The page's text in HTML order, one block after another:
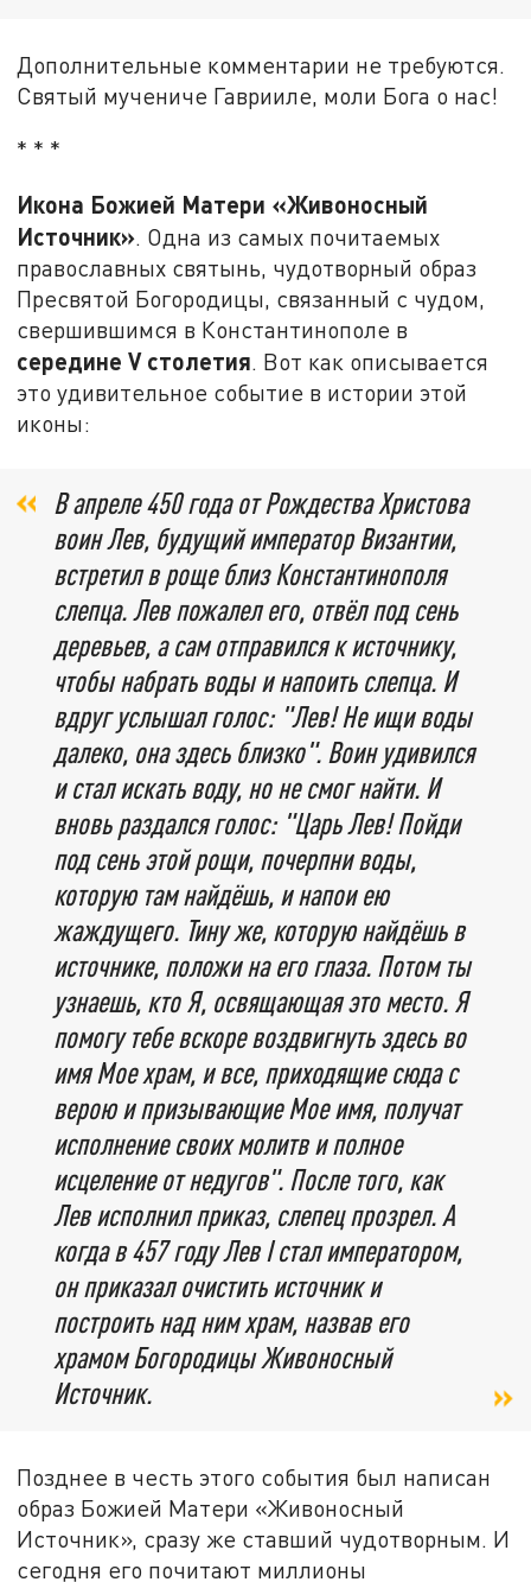
Дополнительные комментарии не требуются.
Святый мучениче Гаврииле, моли Бога о нас!
* * *
Икона Божией Матери «Живоносный
Источник». Одна из самых почитаемых
православных святынь, чудотворный образ
Пресвятой Богородицы, связанный с чудом,
свершившимся в Константинополе в
серединеVстолетия. Вот как описывается
это удивительное событие в истории этой
иконы:
В апреле 450 года от Рождества Христова
воин Лев, будущий император Византии,
встретил в роще близ Константинополя
слепца. Лев пожалел его, отвёл под сень
деревьев, а сам отправился к источнику,
чтобы набрать воды и напоить слепца. И
вдруг услышал голос: "Лев! Не ищи воды
далеко, она здесь близко". Воин удивился
и стал искать воду, но не смог найти. И
вновь раздался голос: "Царь Лев! Пойди
под сень этой рощи, почерпни воды,
которую там найдёшь, и напои ею
жаждущего. Тину же, которую найдёшь в
источнике, положи на его глаза. Потом ты
узнаешь, кто Я, освящающая это место. Я
помогу тебе вскоре воздвигнуть здесь во
имя Мое храм, и все, приходящие сюда с
верою и призывающие Мое имя, получат
исполнение своих молитв и полное
исцеление от недугов". После того, как
Лев исполнил приказ, слепец прозрел. А
когда в 457 году Лев I стал императором,
он приказал очистить источник и
построить над ним храм, назвав его
храмом Богородицы Живоносный
Источник.
Позднее в честь этого события был написан
образ Божией Матери «Живоносный
Источник», сразу же ставший чудотворным. И
сегодня его почитают миллионы